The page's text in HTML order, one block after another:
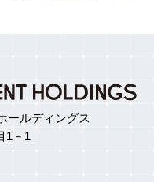
ールディングス
1－1